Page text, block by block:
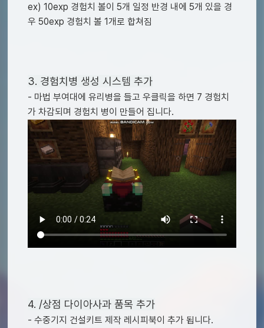
ex) 10exp 경험치 볼이 5개 일정 반경 내에 5개 있을 경
우 50exp 경험치 볼 1개로 합쳐짐
3. 경험치병 생성 시스템 추가
- 마법 부여대에 유리병을 들고 우클릭을 하면 7 경험치
가 차감되며 경험치 병이 만들어 집니다.
4. /상점 다이아사과 품목 추가
- 수중기지 건설키트 제작 레시피북이 추가 됩니다.